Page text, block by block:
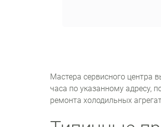
Мастера сервисного центра
часа по указанному адресу,
ремонта холодильных